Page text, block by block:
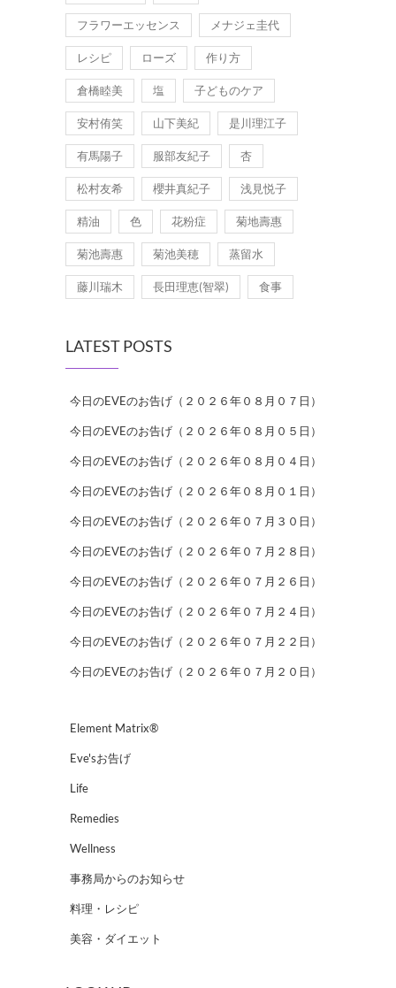
フラワーエッセンス メナジェ圭代
レシピ ローズ 作り方
倉橋睦美 塩 子どものケア
安村侑笑 山下美紀 是川理江子
有馬陽子 服部友紀子 杏
松村友希 櫻井真紀子 浅見悦子
精油 色 花粉症 菊地壽惠
菊池壽惠 菊池美穂 蒸留水
藤川瑞木 長田理恵(智翠) 食事
LATEST POSTS
今日のEVEのお告げ（２０２６年０８月０７日）
今日のEVEのお告げ（２０２６年０８月０５日）
今日のEVEのお告げ（２０２６年０８月０４日）
今日のEVEのお告げ（２０２６年０８月０１日）
今日のEVEのお告げ（２０２６年０７月３０日）
今日のEVEのお告げ（２０２６年０７月２８日）
今日のEVEのお告げ（２０２６年０７月２６日）
今日のEVEのお告げ（２０２６年０７月２４日）
今日のEVEのお告げ（２０２６年０７月２２日）
今日のEVEのお告げ（２０２６年０７月２０日）
Element Matrix®
Eve'sお告げ
Life
Remedies
Wellness
事務局からのお知らせ
料理・レシピ
美容・ダイエット